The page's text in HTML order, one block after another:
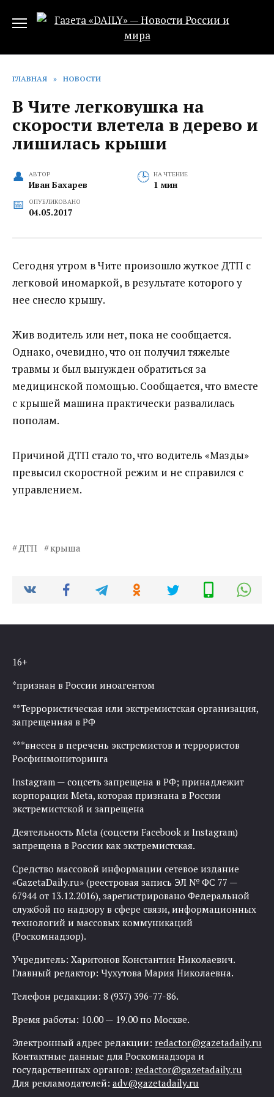
ГЛАВНАЯ » НОВОСТИ
В Чите легковушка на
скорости влетела в дерево и
лишилась крыши
АВТОР
Иван Бахарев
НА ЧТЕНИЕ
1 мин
ОПУБЛИКОВАНО
04.05.2017
Сегодня утром в Чите произошло жуткое ДТП с
легковой иномаркой, в результате которого у
нее снесло крышу.
Жив водитель или нет, пока не сообщается.
Однако, очевидно, что он получил тяжелые
травмы и был вынужден обратиться за
медицинской помощью. Сообщается, что вместе
с крышей машина практически развалилась
пополам.
Причиной ДТП стало то, что водитель «Мазды»
превысил скоростной режим и не справился с
управлением.
ДТП крыша
16+
*признан в России иноагентом
**Террористическая или экстремистская организация,
запрещенная в РФ
***внесен в перечень экстремистов и террористов
Росфинмониторинга
Instagram — соцсеть запрещена в РФ; принадлежит
корпорации Meta, которая признана в России
экстремистской и запрещена
Деятельность Meta (соцсети Facebook и Instagram)
запрещена в России как экстремистская.
Средство массовой информации сетевое издание
«GazetaDaily.ru» (реестровая запись ЭЛ № ФС 77 —
67944 от 13.12.2016), зарегистрировано Федеральной
службой по надзору в сфере связи, информационных
технологий и массовых коммуникаций
(Роскомнадзор).
Учредитель: Харитонов Константин Николаевич.
Главный редактор: Чухутова Мария Николаевна.
Телефон редакции: 8 (937) 396-77-86.
Время работы: 10.00 — 19.00 по Москве.
Электронный адрес редакции: redactor@gazetadaily.ru
Контактные данные для Роскомнадзора и
государственных органов: redactor@gazetadaily.ru
Для рекламодателей: adv@gazetadaily.ru